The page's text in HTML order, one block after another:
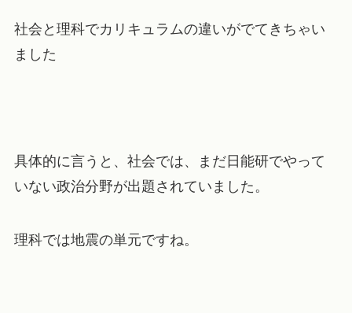
社会と理科でカリキュラムの違いがでてきちゃい
ました
具体的に言うと、社会では、まだ日能研でやって
いない政治分野が出題されていました。
理科では地震の単元ですね。